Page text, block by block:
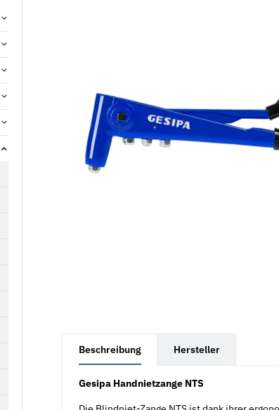
Beschreibung Hersteller
Gesipa Handnietzange NTS